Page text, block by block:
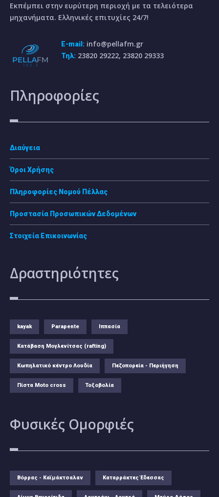
Εκπέμπει στην ευρύτερη περιοχή με τα τελειότερα
μηχανήματα. Ελληνικές επιτυχίες 24/7!
E-mail: info@pellafm.gr
Τηλ: 23820 29222, 23820 29333
Πληροφορίες
Διαύγεια
Όροι Χρήσης
Πληροφορίες Νομού Πέλλας
Προστασία Προσωπικών Δεδομένων
Στοιχεία Επικοινωνίας
Δραστηριότητες
kayak Parapente Ιππασία
Κατάβαση Μογλενίτσας (rafting)
Κωπηλατικό κέντρο Λουδία Πεζοπορεία - Περιήγηση
Πίστα Moto cross Τοξοβολία
Φυσικές Ομορφιές
Βόρρας - Καϊμάκτσαλαν Καταρράκτες Έδεσσας